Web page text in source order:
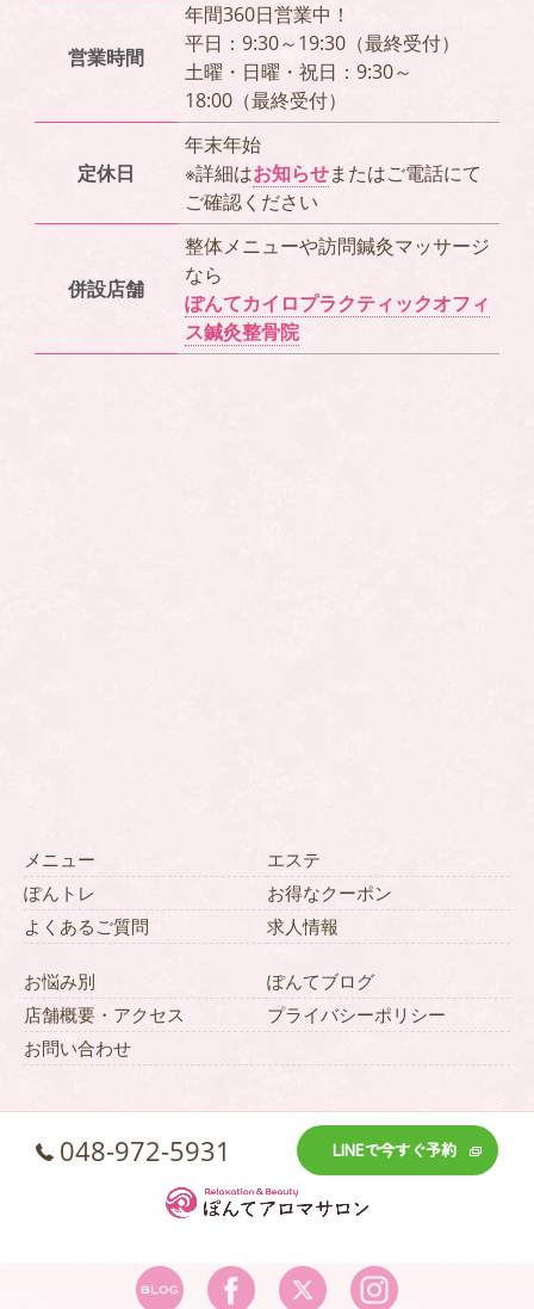
営業時間
年間360日営業中！
平日：9:30～19:30（最終受付）
土曜・日曜・祝日：9:30～
18:00（最終受付）
定休日
年末年始
※詳細はお知らせまたはご電話にて
ご確認ください
併設店舗
整体メニューや訪問鍼灸マッサージ
なら
ぽんてカイロプラクティックオフィ
ス鍼灸整骨院
メニュー
エステ
ぽんトレ
お得なクーポン
よくあるご質問
求人情報
お悩み別
ぽんてブログ
店舗概要・アクセス
プライバシーポリシー
お問い合わせ
048-972-5931 LINEで今すぐ予約